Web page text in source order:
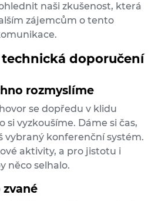
naši zkušenost, která
zájemcům o tento
doporučení
rozmyslíme
se dopředu v klidu
si vyzkoušíme. Dáme si čas,
vybraný konferenční systém.
aktivity, a pro jistotu i
něco selhalo.
zvané